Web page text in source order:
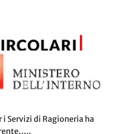
i Servizi di Ragioneria ha